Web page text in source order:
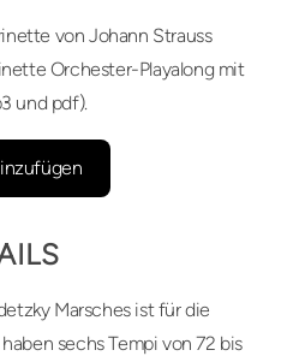
von Johann Strauss
Orchester-Playalong mit
und pdf).
Marsches ist für die
sechs Tempi von 72 bis